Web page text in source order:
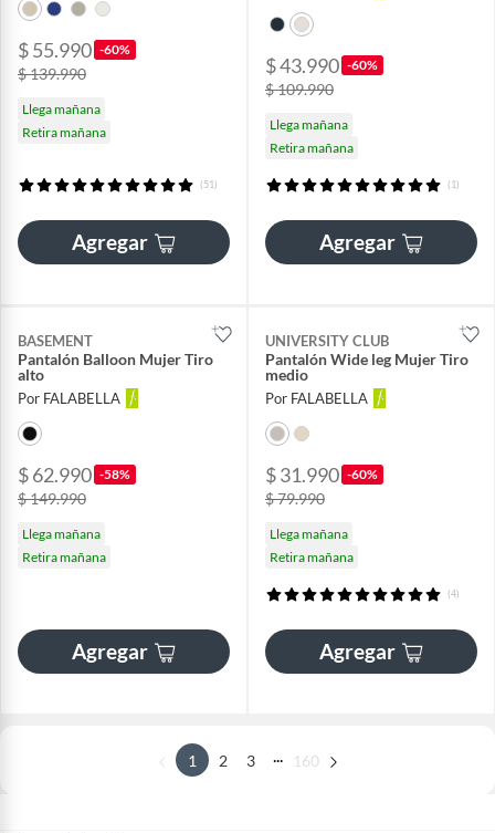
$ 55.990 -60%
$ 139.990
Llega mañana
Retira mañana
(51)
Agregar
$ 43.990 -60%
$ 109.990
Llega mañana
Retira mañana
(1)
Agregar
BASEMENT
Pantalón Balloon Mujer Tiro
alto
Por FALABELLA
$ 62.990 -58%
$ 149.990
Llega mañana
Retira mañana
Agregar
UNIVERSITY CLUB
Pantalón Wide leg Mujer Tiro
medio
Por FALABELLA
$ 31.990 -60%
$ 79.990
Llega mañana
Retira mañana
(4)
Agregar
1 2 3 160